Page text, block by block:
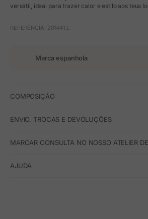
versátil, ideal para trazer calor e estilo aos teus
REFERÊNCIA: 201441.L
Marca espanhola
COMPOSIÇÃO
ENVIO, TROCAS E DEVOLUÇÕES
MARCAR CONSULTA NO NOSSO ATELIER
AJUDA